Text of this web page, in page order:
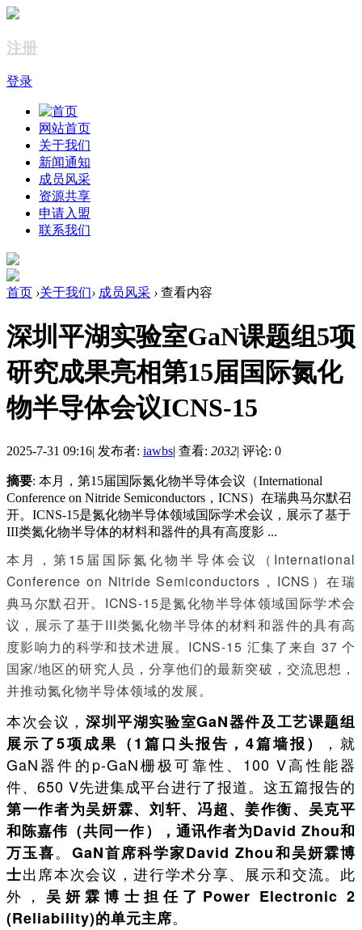
注册
登录
网站首页
关于我们
新闻通知
成员风采
资源共享
申请入盟
联系我们
首页 ›关于我们› 成员风采 › 查看内容
深圳平湖实验室GaN课题组5项
研究成果亮相第15届国际氮化
物半导体会议ICNS-15
2025-7-31 09:16| 发布者: iawbs| 查看: 2032| 评论: 0
摘要: 本月，第15届国际氮化物半导体会议（International
Conference on Nitride Semiconductors，ICNS）在瑞典马尔默召
开。ICNS-15是氮化物半导体领域国际学术会议，展示了基于
III类氮化物半导体的材料和器件的具有高度影 ...
本月，第15届国际氮化物半导体会议（International
Conference on Nitride Semiconductors，ICNS）在瑞
典马尔默召开。ICNS-15是氮化物半导体领域国际学术会
议，展示了基于III类氮化物半导体的材料和器件的具有高
度影响力的科学和技术进展。ICNS-15 汇集了来自 37 个
国家/地区的研究人员，分享他们的最新突破，交流思想，
并推动氮化物半导体领域的发展。
本次会议， 深圳平湖实验室GaN器件及工艺课题组
展示了5项成果（1篇口头报告，4篇墙报）
，就
GaN器件的p-GaN栅极可靠性、100 V高性能器
件、650 V先进集成平台进行了报道。这五篇报告的
第一作者为吴妍霖、刘轩、冯超、姜作衡、吴克平
和陈嘉伟（共同一作），通讯作者为David Zhou和
万玉喜。 GaN首席科学家David Zhou和吴妍霖博
士出席本次会议，进行学术分享、展示和交流。此
外， 吴妍霖博士担任了Power Electronic 2
(Reliability)的单元主席。